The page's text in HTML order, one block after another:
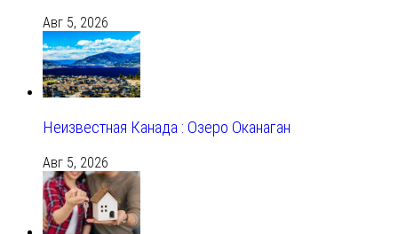
Авг 5, 2026
Неизвестная Канада : Озеро Оканаган
Авг 5, 2026